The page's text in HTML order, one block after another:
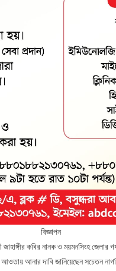
বিজ্ঞাপন
কবির নানক ও ময়মনসিংহ জেলার
আনার দাবি জানিয়েছেন সচেতন